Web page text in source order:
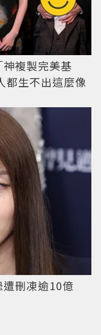
複製完美基
都生不出這麼像
遭刪凍逾10億